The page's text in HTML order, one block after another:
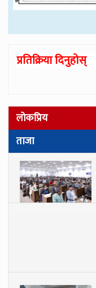
प्रतिक्रिया दिनुहोस्
लोकप्रिय
ताजा